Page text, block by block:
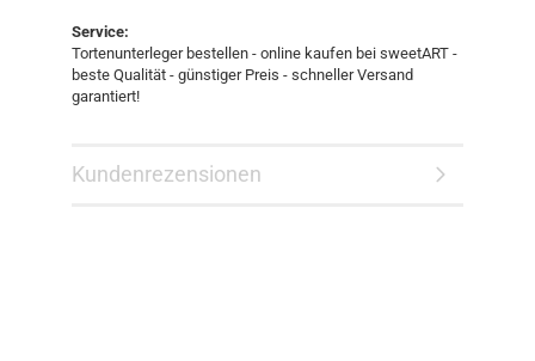
Service:
Tortenunterleger bestellen - online kaufen bei sweetART -
beste Qualität - günstiger Preis - schneller Versand
garantiert!
Kundenrezensionen